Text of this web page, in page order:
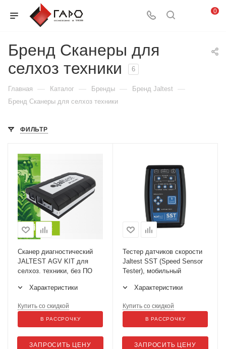
0
Бренд Сканеры для
селхоз техники
6
Главная — Каталог — Бренды — Бренд Jaltest —
Бренд Сканеры для селхоз техники
ФИЛЬТР
Сканер диагностический
JALTEST AGV KIT для
селхоз. техники, без ПО
Характеристики
ЗАПРОСИТЬ ЦЕНУ
Купить со скидкой
В РАССРОЧКУ
Тестер датчиков скорости
Jaltest SST (Speed Sensor
Tester), мобильный
Характеристики
ЗАПРОСИТЬ ЦЕНУ
Купить со скидкой
В РАССРОЧКУ